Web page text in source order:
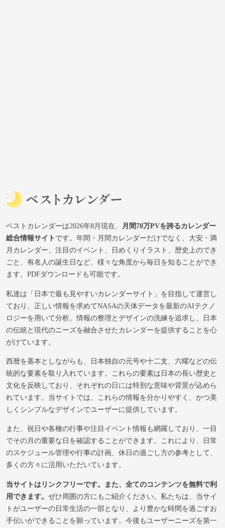
ベストカレンダーは2026年8月現在、
月間70万PVを誇るカレンダー
総合情報サイトです。年間・月間カレンダーだけでなく、大安・満
月カレンダー、注目のイベント、日めくりイラスト、歴史上のでき
ごと、有名人の誕生日など、様々な角度から毎日を知ることができ
ます。PDFダウンロードも可能です。
私達は「日本で最も見やすいカレンダーサイト」を目指して運営し
ており、正しい情報を求めてNASAの天体データを最新のAIテクノ
ロジーを用いて分析。情報の整理とデザインの洗練を追求し、日本
の伝統と現代のニーズを融合させたカレンダーを提供することを心
がけています。
西暦を基本としながらも、日本独自の元号や十二支、六曜などの伝
統的な要素を取り入れています。これらの要素は日本の長い歴史と
文化を反映しており、それぞれの日には特別な意味や背景が込めら
れています。当サイトでは、これらの情報を分かりやすく、かつ美
しくシンプルなデザインでユーザーに提供しています。
また、祝日や各種の行事や注目イベント情報も網羅しており、一目
でその月の重要な日を確認することができます。これにより、日常
のスケジュール管理や行事の計画、休日の過ごし方の参考として、
多くの方々に活用いただいています。
当サイトはリンクフリーです。また、全てのコンテンツを無料で利
用できます。 ぜひ周囲の方にもご紹介ください。私たちは、当サイ
トがユーザーの日常生活の一部となり、より豊かな時間を過ごすお
手伝いができることを願っています。今後もユーザーニーズを第一